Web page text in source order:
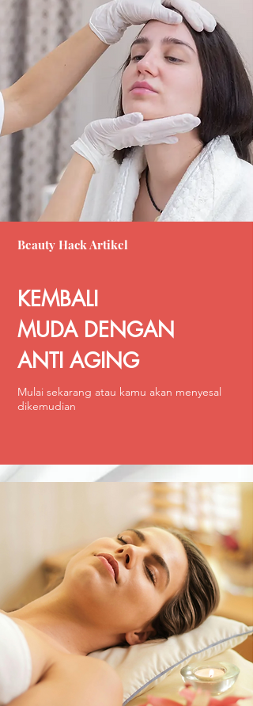
Beauty Hack Artikel
KEMBALI
MUDA DENGAN
ANTI AGING
Mulai sekarang atau kamu akan menyesal
dikemudian